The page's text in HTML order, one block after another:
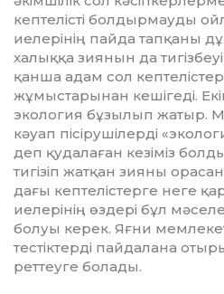
кептелісті болдырмауды
иелерінің пайда тапқаны
халыққа зиянын да
қанша адам сол
жұмыс­т­арынан кешігеді.
экология бұзылып жатыр.
кәуап пісірушілерді
деп қудала­ған кезіміз
тиг­ізіп жатқан зияны
дағы кептелістерге неге
иелерінің өздері бұл
болуы керек. Яғни
тестіктерді пайдалана
реттеуге болады.